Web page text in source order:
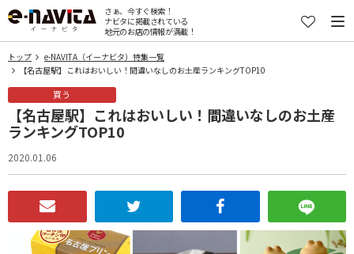
さぁ、今すぐ検索！
ナビタに掲載されている
地元のお店の情報が満載！
トップ
e-NAVITA（イーナビタ）特集一覧
【名古屋駅】これはおいしい！間違いなしのお土産ランキングTOP10
買う
【名古屋駅】これはおいしい！間違いなしのお土産
ランキングTOP10
2020.01.06